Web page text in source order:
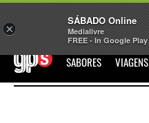
Sábado
GPS SABORES VIAGENS
×
SÁBADO Online
Medialivre
FREE - In Google Play